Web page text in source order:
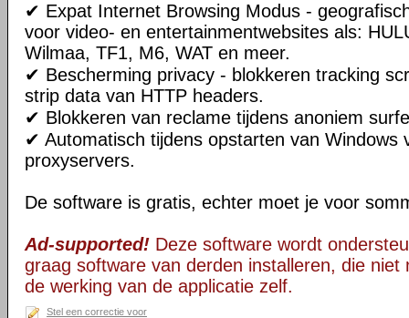
✔ Expat Internet Browsing Modus -
voor video- en entertainmentwebsites als:
Wilmaa, TF1, M6, WAT en meer.
✔ Bescherming privacy - blokkeren tracking
strip data van HTTP headers.
✔ Blokkeren van reclame tijdens anoniem
✔ Automatisch tijdens opstarten van Windows
proxyservers.
De software is gratis, echter moet je voor
Ad-supported! Deze software wordt
graag software van derden installeren, die niet
de werking van de applicatie zelf.
Stel een correctie voor